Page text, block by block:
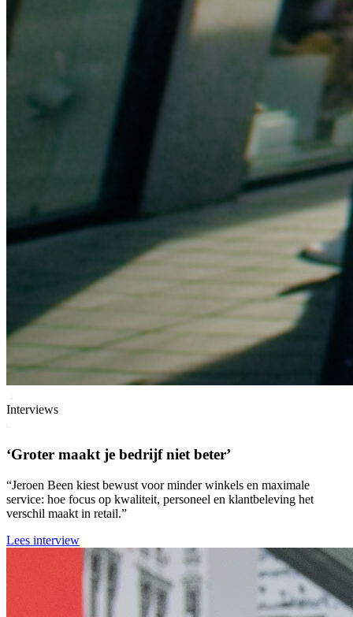
Interviews
‘Groter maakt je bedrijf niet beter’
“Jeroen Been kiest bewust voor minder winkels en maximale
service: hoe focus op kwaliteit, personeel en klantbeleving het
verschil maakt in retail.”
Lees interview